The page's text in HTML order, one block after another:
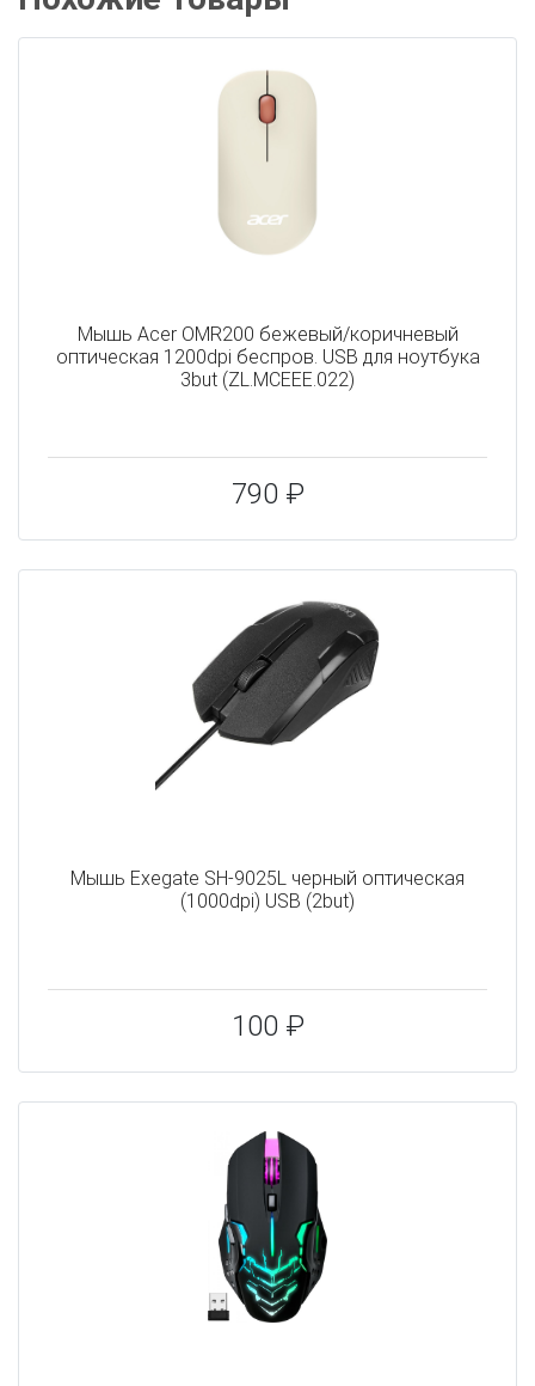
Мышь Acer OMR200 бежевый/коричневый
оптическая 1200dpi беспров. USB для ноутбука
3but (ZL.MCEEE.022)
790 ₽
Мышь Exegate SH-9025L черный оптическая
(1000dpi) USB (2but)
100 ₽